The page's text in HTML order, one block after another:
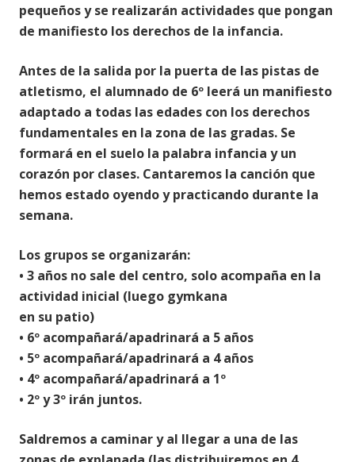
pequeñosy se realizarán actividades que pongan
de manifiesto los derechos de la infancia.
Antes de la salida por la puerta de las pistas de
atletismo, el alumnado de 6º leerá un manifiesto
adaptado a todas las edades con los derechos
fundamentales en la zona de las gradas. Se
formará en el suelo la palabra infancia y un
corazón por clases. Cantaremos la canción que
hemos estado oyendo y practicando durante la
semana.
Los grupos se organizarán:
• 3 años no sale del centro, solo acompaña en la
actividad inicial (luego gymkana
en su patio)
• 6º acompañará/apadrinará a 5 años
• 5º acompañará/apadrinará a 4 años
• 4º acompañará/apadrinará a 1º
• 2º y 3º irán juntos.
Saldremos a caminar y al llegar a una de las